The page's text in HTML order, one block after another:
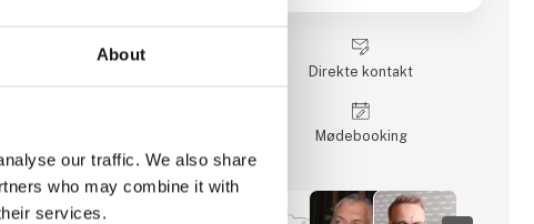
About
our traffic. We also share
who may combine it with
services.
Direkte kontakt
Møde­booking